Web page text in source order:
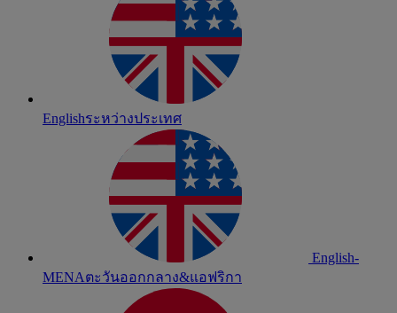
Englishระหว่างประเทศ
English-
MENAตะวันออกกลาง&แอฟริกา